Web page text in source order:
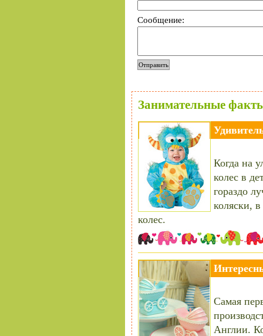
Сообщение:
Занимательные
Когда на
колес в
гораздо
коляски,
колес.
Самая
Англии.